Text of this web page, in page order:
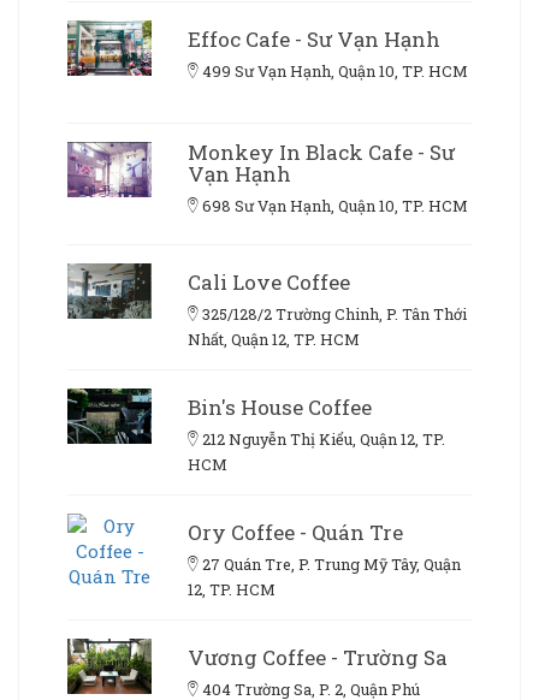
Effoc Cafe - Sư Vạn Hạnh
499 Sư Vạn Hạnh, Quận 10, TP. HCM
Monkey In Black Cafe - Sư
Vạn Hạnh
698 Sư Vạn Hạnh, Quận 10, TP. HCM
Cali Love Coffee
325/128/2 Trường Chinh, P. Tân Thới
Nhất, Quận 12, TP. HCM
Bin's House Coffee
212 Nguyễn Thị Kiểu, Quận 12, TP.
HCM
Ory Coffee - Quán Tre
27 Quán Tre, P. Trung Mỹ Tây, Quận
12, TP. HCM
Vương Coffee - Trường Sa
404 Trường Sa, P. 2, Quận Phú